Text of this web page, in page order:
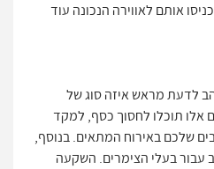
אותם לאווירה הנכונה עוד
לדעת מראש איזה סוג של
אלו תוכלו לחסוך כסף, למקד
שלכם באירוח המתאים. בנוסף,
עבור בעלי הצימרים. השקעה